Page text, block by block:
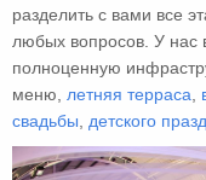
разделить с вами все
любых вопросов. У нас
полноценную
меню, летняя терраса,
свадьбы, детского